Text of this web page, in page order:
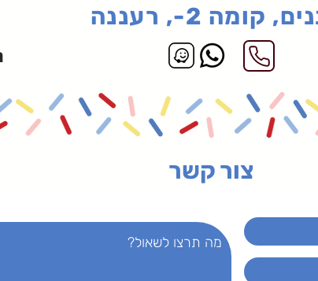
קומה 2-, רעננה
צור קשר